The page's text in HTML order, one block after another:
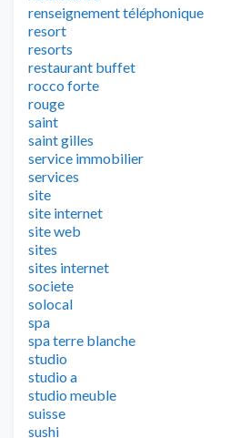
renseignement téléphonique
resort
resorts
restaurant buffet
rocco forte
rouge
saint
saint gilles
service immobilier
services
site
site internet
site web
sites
sites internet
societe
solocal
spa
spa terre blanche
studio
studio a
studio meuble
suisse
sushi